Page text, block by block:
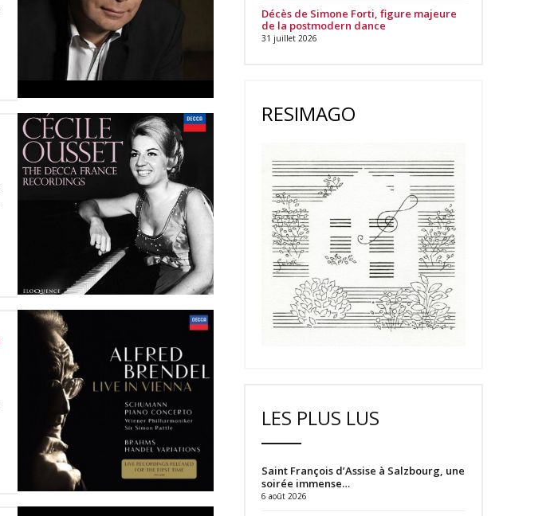
Décès de Simone Forti, figure majeure
de la postmodern dance
31 juillet 2026
RESIMAGO
LES PLUS LUS
Saint François d’Assise à Salzbourg, une
soirée immense…
6 août 2026